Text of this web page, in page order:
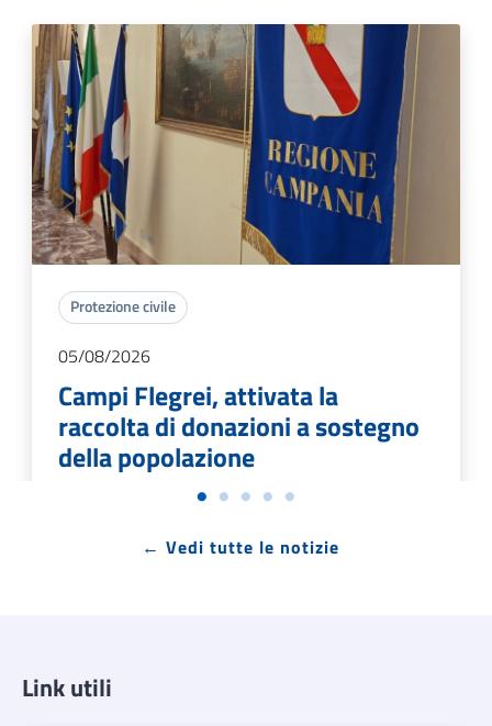
Protezione civile
05/08/2026
Campi Flegrei, attivata la
raccolta di donazioni a sostegno
della popolazione
libero attraverso il sistema pagoPA della
← Vedi tutte le notizie
Link utili